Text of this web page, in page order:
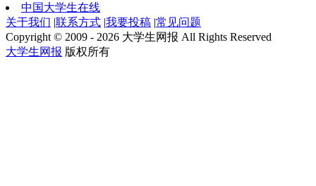
中国大学生在线
关于我们 |联系方式 |我要投稿 |常见问题
Copyright © 2009 - 2026 大学生网报 All Rights Reserved
大学生网报 版权所有